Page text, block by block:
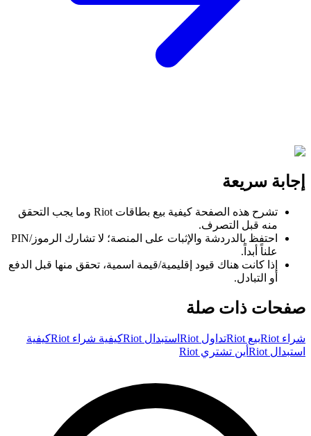
إجابة سريعة
تشرح هذه الصفحة كيفية بيع بطاقات Riot وما يجب التحقق
منه قبل التصرف.
احتفظ بالدردشة والإثبات على المنصة؛ لا تشارك الرموز/PIN
علناً أبداً.
إذا كانت هناك قيود إقليمية/قيمة اسمية، تحقق منها قبل الدفع
أو التبادل.
صفحات ذات صلة
شراء Riot بيع Riot تداول Riot استبدال Riot كيفية شراء Riot
كيفية
استبدال Riot
أين تشتري Riot